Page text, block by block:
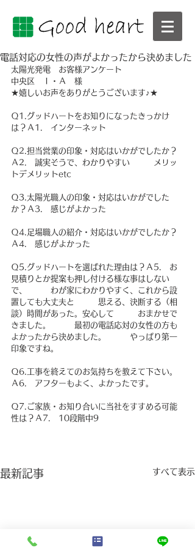
電話対応の女性の声がよかったから決めました
太陽光発電　お客様アンケート
中央区　Ｉ・Ａ　様
★嬉しいお声をありがとうございます♪★
Ｑ1.グッドハートをお知りになったきっかけ
は？Ａ1.　インターネット
Ｑ2.担当営業の印象・対応はいかがでしたか？
Ａ2.　誠実そうで、わかりやすい　　　メリッ
トデメリットetc
Ｑ3.太陽光職人の印象・対応はいかがでした
か？Ａ3.　感じがよかった
Ｑ4.足場職人の紹介・対応はいかがでしたか？
Ａ4.　感じがよかった
Ｑ5.グッドハートを選ばれた理由は？Ａ5.　お
見積りとか提案も押し付ける様な事はしない
で、　　　わが家にわかりやすく、これから設
置しても大丈夫と　　　思える、決断する（相
談）時間があった。安心して　　　おまかせで
きました。　　　最初の電話応対の女性の方も
よかったから決めました。　　　やっぱり第一
印象ですね。
Ｑ6.工事を終えてのお気持ちを教えて下さい。
Ａ6.　アフターもよく、よかったです。
Ｑ7.ご家族・お知り合いに当社をすすめる可能
性は？Ａ7.　10段階中9
最新記事 すべて表示